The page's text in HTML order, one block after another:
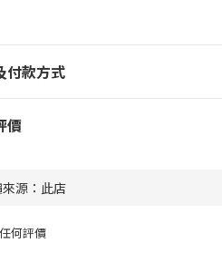
付款方式
價
何評價